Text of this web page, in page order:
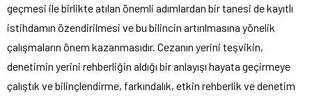
geçmesi ile birlikte atılan önemli adımlardan bir tanesi de kayıtlı
istihdamın özendirilmesi ve bu bilincin artırılmasına yönelik
çalışmaların önem kazanmasıdır. Cezanın yerini teşvikin,
denetimin yerini rehberliğin aldığı bir anlayışı hayata geçirmeye
çalıştık ve bilinçlendirme, farkındalık, etkin rehberlik ve denetim